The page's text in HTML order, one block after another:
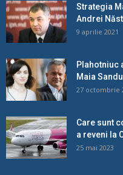
Strategia
Andrei
9 aprilie 2021
Plahotniuc
Maia Sandu
27 octombrie
Care sunt
a reveni la
25 mai 2023